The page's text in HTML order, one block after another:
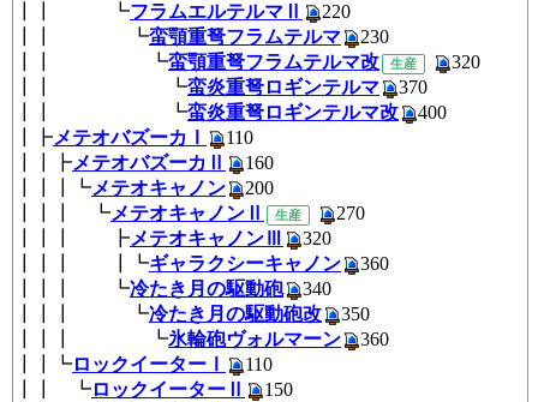
┃┃ ┗フラムエルテルマⅡ
220
┃┃ ┗蛮顎重弩フラムテルマ
230
┃┃ ┗蛮顎重弩フラムテルマ改 生産
┃┃ ┗蛮炎重弩ロギンテルマ
370
┃┃ ┗蛮炎重弩ロギンテルマ改
┃┣メテオバズーカⅠ
110
┃┃┣メテオバズーカⅡ
160
┃┃┃┗メテオキャノン
200
┃┃┃ ┗メテオキャノンⅡ 生産
270
┃┃┃ ┣メテオキャノンⅢ
320
┃┃┃ ┃┗ギャラクシーキャノン
360
┃┃┃ ┗冷たき月の駆動砲
340
┃┃┃ ┗冷たき月の駆動砲改
350
┃┃┃ ┗氷輪砲ヴォルマーン
360
┃┃┗ロックイーターⅠ
110
┃┃ ┗ロックイーターⅡ
150